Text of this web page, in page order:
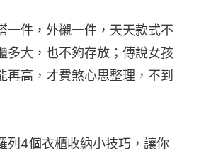
一件，外襯一件，天天款式不
多大，也不夠存放；傳說女孩
高，才費煞心思整理，不到
列4個衣櫃收納小技巧，讓你